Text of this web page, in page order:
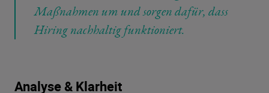
Maßnahmen um und sorgen dafür, dass
Hiring nachhaltig funktioniert.
Analyse & Klarheit